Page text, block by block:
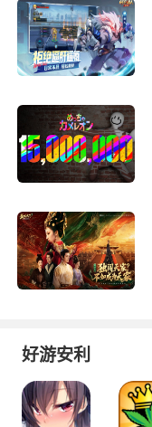
好游安利